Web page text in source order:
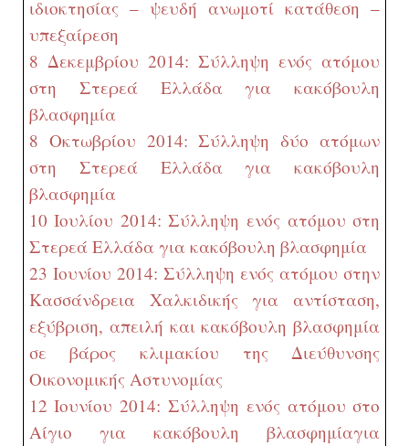
ιδιοκτησίας – ψευδή ανωμοτί κατάθεση –
υπεξαίρεση
8 Δεκεμβρίου 2014: Σύλληψη ενός ατόμου
στη Στερεά Ελλάδα για κακόβουλη
βλασφημία
8 Οκτωβρίου 2014: Σύλληψη δύο ατόμων
στη Στερεά Ελλάδα για κακόβουλη
βλασφημία
10 Ιουλίου 2014: Σύλληψη ενός ατόμου στη
Στερεά Ελλάδα για κακόβουλη βλασφημία
23 Ιουνίου 2014: Σύλληψη ενός ατόμου στην
Κασσάνδρεια Χαλκιδικής για αντίσταση,
εξύβριση, απειλή και κακόβουλη βλασφημία
σε βάρος κλιμακίου της Διεύθυνσης
Οικονομικής Αστυνομίας
12 Ιουνίου 2014: Σύλληψη ενός ατόμου στο
Αίγιο για κακόβουλη βλασφημίαγια